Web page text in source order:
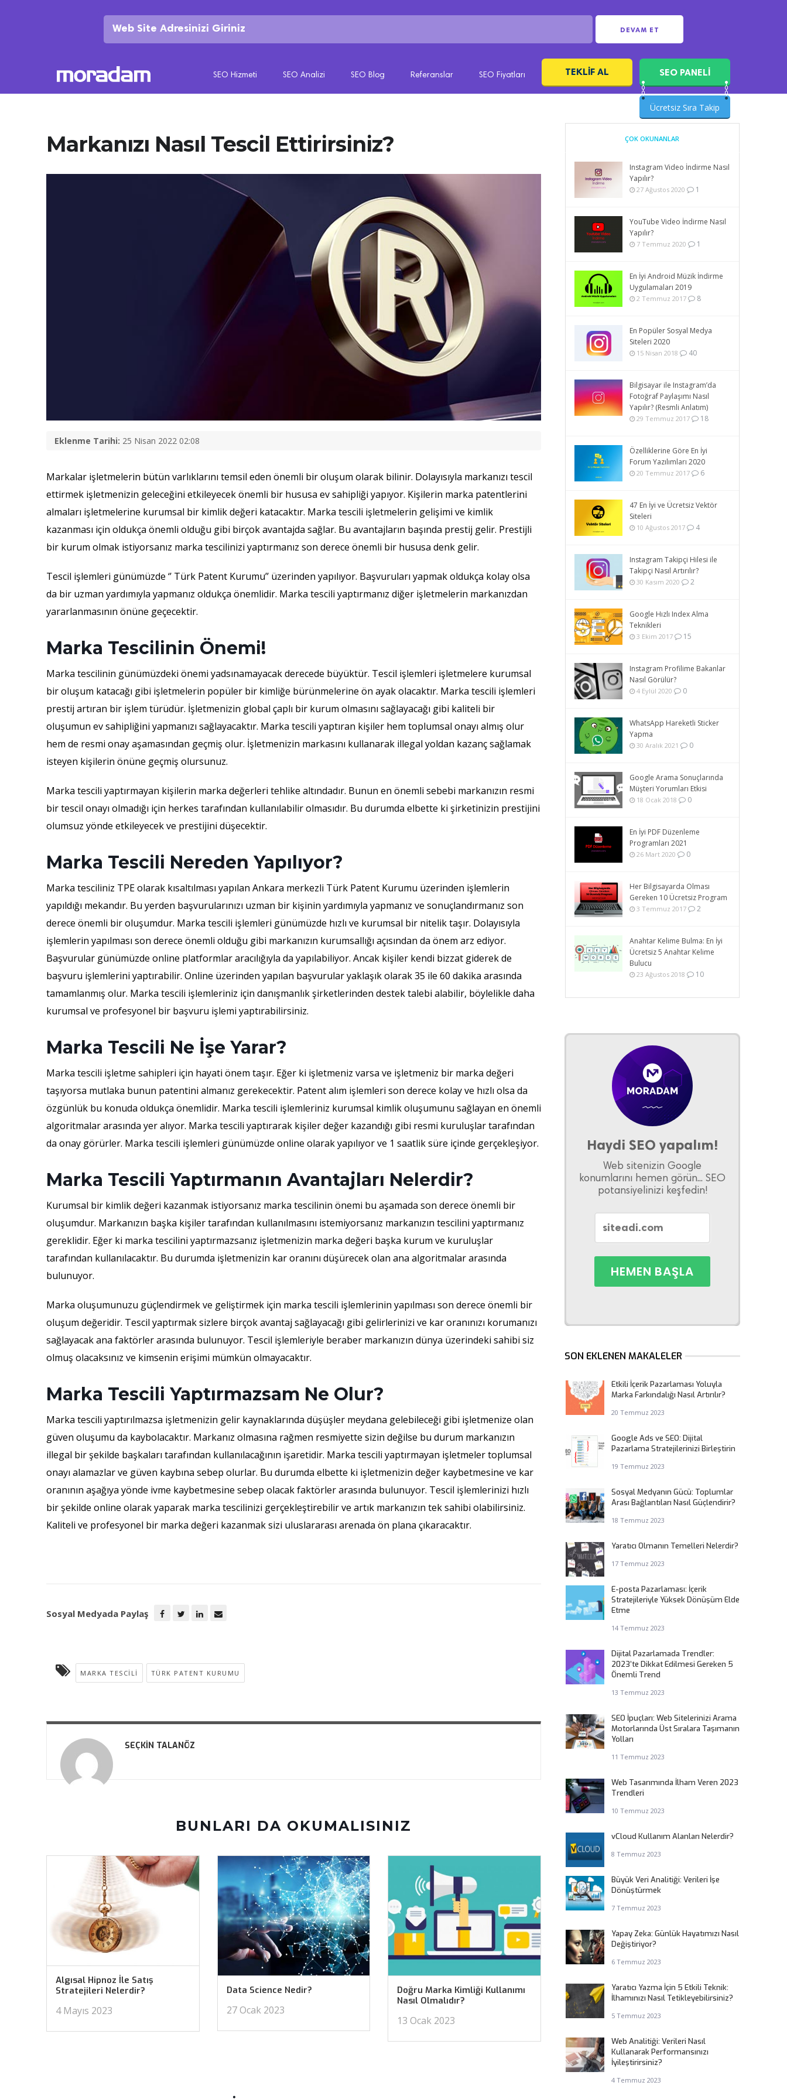
DEVAM ET
SEO Hizmeti SEO Analizi SEO Blog Referanslar SEO Fiyatları TEKLIF AL SEO PANELİ
Ücretsiz Sıra Takip
Markanızı Nasıl Tescil Ettirirsiniz?
Eklenme Tarihi: 25 Nisan 2022 02:08
Markalar işletmelerin bütün varlıklarını temsil eden önemli bir oluşum olarak bilinir. Dolayısıyla markanızı tescil
ettirmek işletmenizin geleceğini etkileyecek önemli bir hususa ev sahipliği yapıyor. Kişilerin marka patentlerini
almaları işletmelerine kurumsal bir kimlik değeri katacaktır. Marka tescili işletmelerin gelişimi ve kimlik
kazanması için oldukça önemli olduğu gibi birçok avantajda sağlar. Bu avantajların başında prestij gelir. Prestijli
bir kurum olmak istiyorsanız marka tescilinizi yaptırmanız son derece önemli bir hususa denk gelir.
Tescil işlemleri günümüzde ‘’ Türk Patent Kurumu’’ üzerinden yapılıyor. Başvuruları yapmak oldukça kolay olsa
da bir uzman yardımıyla yapmanız oldukça önemlidir. Marka tescili yaptırmanız diğer işletmelerin markanızdan
yararlanmasının önüne geçecektir.
Marka Tescilinin Önemi!
Marka tescilinin günümüzdeki önemi yadsınamayacak derecede büyüktür. Tescil işlemleri işletmelere kurumsal
bir oluşum katacağı gibi işletmelerin popüler bir kimliğe bürünmelerine ön ayak olacaktır. Marka tescili işlemleri
prestij artıran bir işlem türüdür. İşletmenizin global çaplı bir kurum olmasını sağlayacağı gibi kaliteli bir
oluşumun ev sahipliğini yapmanızı sağlayacaktır. Marka tescili yaptıran kişiler hem toplumsal onayı almış olur
hem de resmi onay aşamasından geçmiş olur. İşletmenizin markasını kullanarak illegal yoldan kazanç sağlamak
isteyen kişilerin önüne geçmiş olursunuz.
Marka tescili yaptırmayan kişilerin marka değerleri tehlike altındadır. Bunun en önemli sebebi markanızın resmi
bir tescil onayı olmadığı için herkes tarafından kullanılabilir olmasıdır. Bu durumda elbette ki şirketinizin prestijini
olumsuz yönde etkileyecek ve prestijini düşecektir.
Marka Tescili Nereden Yapılıyor?
Marka tesciliniz TPE olarak kısaltılması yapılan Ankara merkezli Türk Patent Kurumu üzerinden işlemlerin
yapıldığı mekandır. Bu yerden başvurularınızı uzman bir kişinin yardımıyla yapmanız ve sonuçlandırmanız son
derece önemli bir oluşumdur. Marka tescili işlemleri günümüzde hızlı ve kurumsal bir nitelik taşır. Dolayısıyla
işlemlerin yapılması son derece önemli olduğu gibi markanızın kurumsallığı açısından da önem arz ediyor.
Başvurular günümüzde online platformlar aracılığıyla da yapılabiliyor. Ancak kişiler kendi bizzat giderek de
başvuru işlemlerini yaptırabilir. Online üzerinden yapılan başvurular yaklaşık olarak 35 ile 60 dakika arasında
tamamlanmış olur. Marka tescili işlemleriniz için danışmanlık şirketlerinden destek talebi alabilir, böylelikle daha
kurumsal ve profesyonel bir başvuru işlemi yaptırabilirsiniz.
Marka Tescili Ne İşe Yarar?
Marka tescili işletme sahipleri için hayati önem taşır. Eğer ki işletmeniz varsa ve işletmeniz bir marka değeri
taşıyorsa mutlaka bunun patentini almanız gerekecektir. Patent alım işlemleri son derece kolay ve hızlı olsa da
özgünlük bu konuda oldukça önemlidir. Marka tescili işlemleriniz kurumsal kimlik oluşumunu sağlayan en önemli
algoritmalar arasında yer alıyor. Marka tescili yaptırarak kişiler değer kazandığı gibi resmi kuruluşlar tarafından
da onay görürler. Marka tescili işlemleri günümüzde online olarak yapılıyor ve 1 saatlik süre içinde gerçekleşiyor.
Marka Tescili Yaptırmanın Avantajları Nelerdir?
Kurumsal bir kimlik değeri kazanmak istiyorsanız marka tescilinin önemi bu aşamada son derece önemli bir
oluşumdur. Markanızın başka kişiler tarafından kullanılmasını istemiyorsanız markanızın tescilini yaptırmanız
gereklidir. Eğer ki marka tescilini yaptırmazsanız işletmenizin marka değeri başka kurum ve kuruluşlar
tarafından kullanılacaktır. Bu durumda işletmenizin kar oranını düşürecek olan ana algoritmalar arasında
bulunuyor.
Marka oluşumunuzu güçlendirmek ve geliştirmek için marka tescili işlemlerinin yapılması son derece önemli bir
oluşum değeridir. Tescil yaptırmak sizlere birçok avantaj sağlayacağı gibi gelirlerinizi ve kar oranınızı korumanızı
sağlayacak ana faktörler arasında bulunuyor. Tescil işlemleriyle beraber markanızın dünya üzerindeki sahibi siz
olmuş olacaksınız ve kimsenin erişimi mümkün olmayacaktır.
Marka Tescili Yaptırmazsam Ne Olur?
Marka tescili yaptırılmazsa işletmenizin gelir kaynaklarında düşüşler meydana gelebileceği gibi işletmenize olan
güven oluşumu da kaybolacaktır. Markanız olmasına rağmen resmiyette sizin değilse bu durum markanızın
illegal bir şekilde başkaları tarafından kullanılacağının işaretidir. Marka tescili yaptırmayan işletmeler toplumsal
onayı alamazlar ve güven kaybına sebep olurlar. Bu durumda elbette ki işletmenizin değer kaybetmesine ve kar
oranının aşağıya yönde ivme kaybetmesine sebep olacak faktörler arasında bulunuyor. Tescil işlemlerinizi hızlı
bir şekilde online olarak yaparak marka tescilinizi gerçekleştirebilir ve artık markanızın tek sahibi olabilirsiniz.
Kaliteli ve profesyonel bir marka değeri kazanmak sizi uluslararası arenada ön plana çıkaracaktır.
Sosyal Medyada Paylaş
MARKA TESCILI TÜRK PATENT KURUMU
SEÇKIN TALANÖZ
BUNLARI DA OKUMALISINIZ
Algısal Hipnoz İle Satış
Stratejileri Nelerdir?
4 Mayıs 2023
Data Science Nedir?
27 Ocak 2023
Doğru Marka Kimliği Kullanımı
Nasıl Olmalıdır?
13 Ocak 2023
ÇOK OKUNANLAR
Instagram Video İndirme Nasıl
Yapılır?
27 Ağustos 2020 1
YouTube Video İndirme Nasıl
Yapılır?
7 Temmuz 2020 1
En İyi Android Müzik İndirme
Uygulamaları 2019
2 Temmuz 2017 8
En Popüler Sosyal Medya
Siteleri 2020
15 Nisan 2018 40
Bilgisayar ile Instagram’da
Fotoğraf Paylaşımı Nasıl
Yapılır? (Resmli Anlatım)
29 Temmuz 2017 18
Özelliklerine Göre En İyi
Forum Yazılımları 2020
20 Temmuz 2017 6
47 En İyi ve Ücretsiz Vektör
Siteleri
10 Ağustos 2017 4
Instagram Takipçi Hilesi ile
Takipçi Nasıl Artırılır?
30 Kasım 2020 2
Google Hızlı Index Alma
Teknikleri
3 Ekim 2017 15
Instagram Profilime Bakanlar
Nasıl Görülür?
4 Eylül 2020 0
WhatsApp Hareketli Sticker
Yapma
30 Aralık 2021 0
Google Arama Sonuçlarında
Müşteri Yorumları Etkisi
18 Ocak 2018 0
En İyi PDF Düzenleme
Programları 2021
26 Mart 2020 0
Her Bilgisayarda Olması
Gereken 10 Ücretsiz Program
3 Temmuz 2017 2
Anahtar Kelime Bulma: En İyi
Ücretsiz 5 Anahtar Kelime
Bulucu
23 Ağustos 2018 10
Haydi SEO yapalım!
Web sitenizin Google
konumlarını hemen görün... SEO
potansiyelinizi keşfedin!
SON EKLENEN MAKALELER
Etkili İçerik Pazarlaması Yoluyla
Marka Farkındalığı Nasıl Artırılır?
20 Temmuz 2023
Google Ads ve SEO: Dijital
Pazarlama Stratejilerinizi Birleştirin
19 Temmuz 2023
Sosyal Medyanın Gücü: Toplumlar
Arası Bağlantıları Nasıl Güçlendirir?
18 Temmuz 2023
Yaratıcı Olmanın Temelleri Nelerdir?
17 Temmuz 2023
E-posta Pazarlaması: İçerik
Stratejileriyle Yüksek Dönüşüm Elde
Etme
14 Temmuz 2023
Dijital Pazarlamada Trendler:
2023’te Dikkat Edilmesi Gereken 5
Önemli Trend
13 Temmuz 2023
SEO İpuçları: Web Sitelerinizi Arama
Motorlarında Üst Sıralara Taşımanın
Yolları
11 Temmuz 2023
Web Tasarımında İlham Veren 2023
Trendleri
10 Temmuz 2023
vCloud Kullanım Alanları Nelerdir?
8 Temmuz 2023
Büyük Veri Analitiği: Verileri İşe
Dönüştürmek
7 Temmuz 2023
Yapay Zeka: Günlük Hayatımızı Nasıl
Değiştiriyor?
6 Temmuz 2023
Yaratıcı Yazma İçin 5 Etkili Teknik:
İlhamınızı Nasıl Tetikleyebilirsiniz?
5 Temmuz 2023
Web Analitiği: Verileri Nasıl
Kullanarak Performansınızı
İyileştirirsiniz?
4 Temmuz 2023